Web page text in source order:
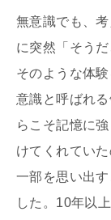
無意識でも、
に突然「そう
そのような体
意識と呼ばれ
らこそ記憶に
けてくれてい
一部を思い出
した。10年以